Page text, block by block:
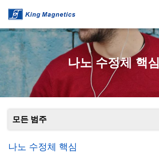
나노 수정체 핵심
모든 범주
나노 수정체 핵심